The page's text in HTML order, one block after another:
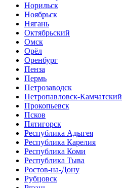
Норильск
Ноябрьск
Нягань
Октябрьский
Омск
Орёл
Оренбург
Пенза
Пермь
Петрозаводск
Петропавловск-Камчатский
Прокопьевск
Псков
Пятигорск
Республика Адыгея
Республика Карелия
Республика Коми
Республика Тыва
Ростов-на-Дону
Рубцовск